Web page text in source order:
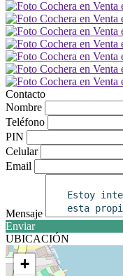
Contacto
Nombre
Teléfono
PIN
Celular
Email
Mensaje
Enviar
UBICACIÓN
+